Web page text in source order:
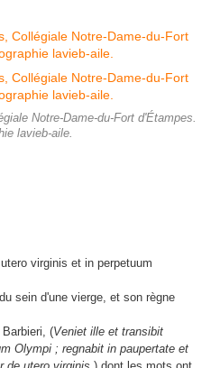
Notre-Dame-du-Fort d'Étampes.
lavieb-aile.
virginis et in perpetuum
sein d'une vierge, et son règne
(Veniet ille et transibit
Olympi ; regnabit in paupertate et